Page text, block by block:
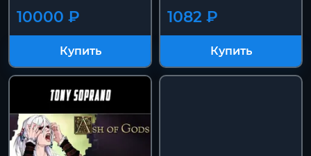
10000 ₽
Купить
1082 ₽
Купить